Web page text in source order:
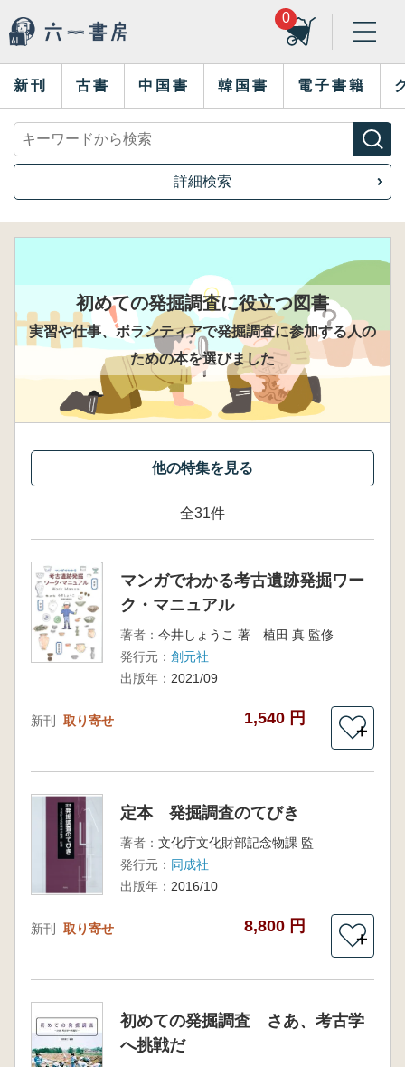
0
新刊 古書 中国書 韓国書 電子書籍
詳細検索
初めての発掘調査に役立つ図書
実習や仕事、ボランティアで発掘調査に参加する人の
ための本を選びました
全31件
マンガでわかる考古遺跡発掘ワー
ク・マニュアル
著者： 今井しょうこ 著 植田 真 監修
発行元： 創元社
出版年： 2021/09
新刊 取り寄せ 1,540 円
＋
定本 発掘調査のてびき
著者： 文化庁文化財部記念物課 監
発行元： 同成社
出版年： 2016/10
新刊 取り寄せ 8,800 円
＋
初めての発掘調査 さあ、考古学
へ挑戦だ